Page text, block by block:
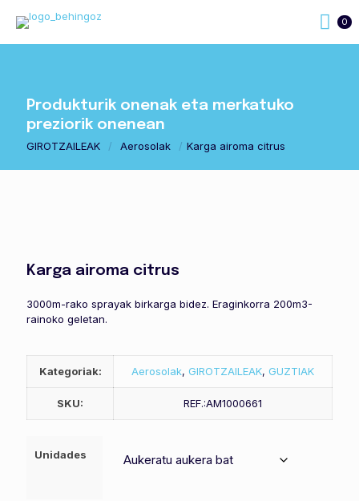
0
Produkturik onenak eta merkatuko
preziorik onenean
GIROTZAILEAK / Aerosolak / Karga airoma citrus
Karga airoma citrus
3000m-rako sprayak birkarga bidez. Eraginkorra 200m3-
rainoko geletan.
Kategoriak: Aerosolak, GIROTZAILEAK, GUZTIAK
SKU: REF.:AM1000661
Unidades